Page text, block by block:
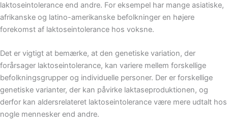
laktoseintolerance end andre. For eksempel har mange asiatiske,
afrikanske og latino-amerikanske befolkninger en højere
forekomst af laktoseintolerance hos voksne.
Det er vigtigt at bemærke, at den genetiske variation, der
forårsager laktoseintolerance, kan variere mellem forskellige
befolkningsgrupper og individuelle personer. Der er forskellige
genetiske varianter, der kan påvirke laktaseproduktionen, og
derfor kan aldersrelateret laktoseintolerance være mere udtalt hos
nogle mennesker end andre.